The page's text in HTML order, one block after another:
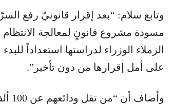
وتابع سلام: “بعد إقرار قانونيّ رفع
مسودة مشروع قانونٍ لمعالجة الانتظام
الزملاء الوزراء لدراستها استعداداً
على أمل إقرارها من دون تأخير”.